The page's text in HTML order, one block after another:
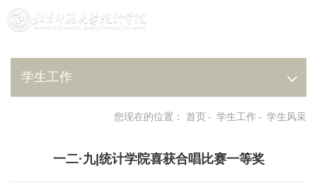
学生工作
您现在的位置： 首页- 学生工作- 学生风采
一二·九|统计学院喜获合唱比赛一等奖